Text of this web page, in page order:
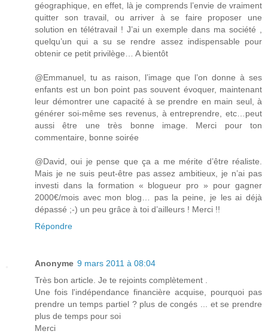
géographique, en effet, là je comprends l’envie de vraiment
quitter son travail, ou arriver à se faire proposer une
solution en télétravail ! J’ai un exemple dans ma société ,
quelqu’un qui a su se rendre assez indispensable pour
obtenir ce petit privilège… A bientôt
@Emmanuel, tu as raison, l’image que l’on donne à ses
enfants est un bon point pas souvent évoquer, maintenant
leur démontrer une capacité à se prendre en main seul, à
générer soi-même ses revenus, à entreprendre, etc…peut
aussi être une très bonne image. Merci pour ton
commentaire, bonne soirée
@David, oui je pense que ça a me mérite d’être réaliste.
Mais je ne suis peut-être pas assez ambitieux, je n’ai pas
investi dans la formation « blogueur pro » pour gagner
2000€/mois avec mon blog… pas la peine, je les ai déjà
dépassé ;-) un peu grâce à toi d’ailleurs ! Merci !!
Répondre
Anonyme 9 mars 2011 à 08:04
Très bon article. Je te rejoints complètement .
Une fois l'indépendance financière acquise, pourquoi pas
prendre un temps partiel ? plus de congés ... et se prendre
plus de temps pour soi
Merci